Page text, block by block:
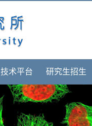
技术平台 研究生招生